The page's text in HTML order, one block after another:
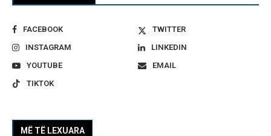
FACEBOOK
TWITTER
INSTAGRAM
LINKEDIN
YOUTUBE
EMAIL
TIKTOK
MË TË LEXUARA